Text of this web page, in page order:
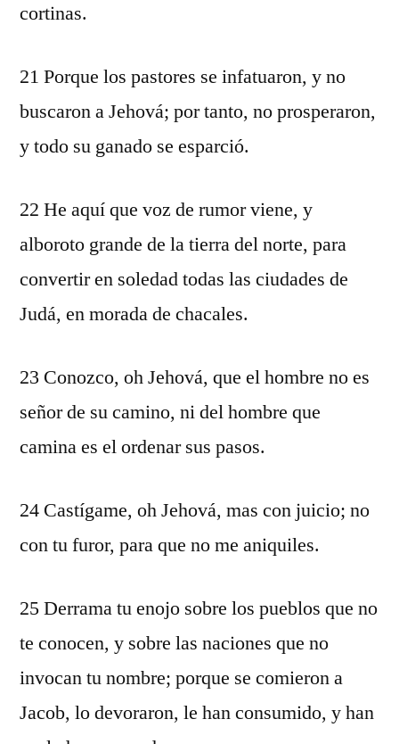
cortinas.
21 Porque los pastores se infatuaron, y no
buscaron a Jehová; por tanto, no prosperaron,
y todo su ganado se esparció.
22 He aquí que voz de rumor viene, y
alboroto grande de la tierra del norte, para
convertir en soledad todas las ciudades de
Judá, en morada de chacales.
23 Conozco, oh Jehová, que el hombre no es
señor de su camino, ni del hombre que
camina es el ordenar sus pasos.
24 Castígame, oh Jehová, mas con juicio; no
con tu furor, para que no me aniquiles.
25 Derrama tu enojo sobre los pueblos que no
te conocen, y sobre las naciones que no
invocan tu nombre; porque se comieron a
Jacob, lo devoraron, le han consumido, y han